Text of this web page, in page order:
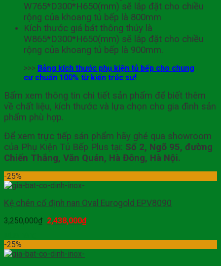
W765*D300*H650(mm) sẽ lắp đặt cho chiều
rộng của khoang tủ bếp là 800mm
Kích thước giá bát thông thủy là
W865*D300*H650(mm) sẽ lắp đặt cho chiều
rộng của khoang tủ bếp là 900mm.
>>> Bảng kích thước phụ kiện tủ bếp cho chung
cư chuẩn 100% từ kiến trúc sư!
Bấm xem thông tin chi tiết sản phẩm để biết thêm
về chất liệu, kích thước và lựa chọn cho gia đình sản
phẩm phù hợp.
Để xem trực tiếp sản phẩm hãy ghé qua showroom
của Phụ Kiện Tủ Bếp Plus tại: Số 2, Ngõ 95, đường
Chiến Thắng, Văn Quán, Hà Đông, Hà Nội.
-25%
Kệ chén cố định nan Oval Eurogold EPV8090
3,250,000₫ 2,438,000₫
-25%